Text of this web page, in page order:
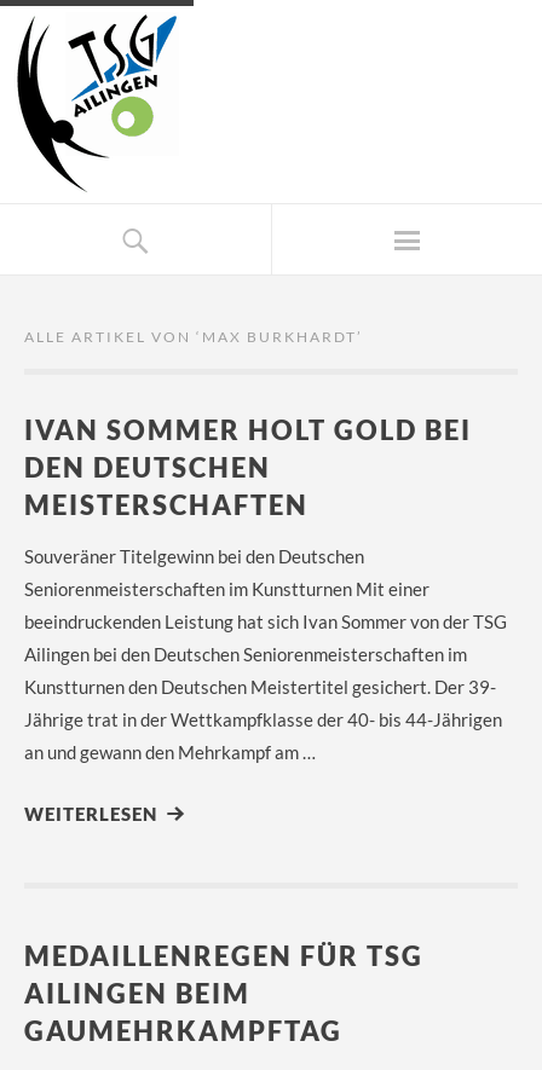
ALLE ARTIKEL VON ‘ MAX BURKHARDT’
IVAN SOMMER HOLT GOLD BEI
DEN DEUTSCHEN
MEISTERSCHAFTEN
Souveräner Titelgewinn bei den Deutschen
Seniorenmeisterschaften im Kunstturnen Mit einer
beeindruckenden Leistung hat sich Ivan Sommer von der TSG
Ailingen bei den Deutschen Seniorenmeisterschaften im
Kunstturnen den Deutschen Meistertitel gesichert. Der 39-
Jährige trat in der Wettkampfklasse der 40- bis 44-Jährigen
an und gewann den Mehrkampf am …
WEITERLESEN
MEDAILLENREGEN FÜR TSG
AILINGEN BEIM
GAUMEHRKAMPFTAG